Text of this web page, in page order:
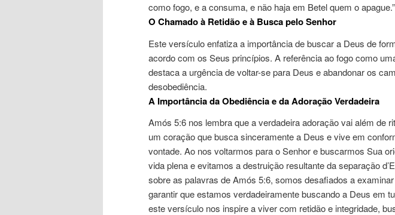
como fogo, e a consuma, e não haja em Betel quem o apague.”
O Chamado à Retidão e à Busca pelo Senhor
Este versículo enfatiza a importância de buscar a Deus de
acordo com os Seus princípios. A referência ao fogo como
destaca a urgência de voltar-se para Deus e abandonar os
desobediência.
A Importância da Obediência e da Adoração Verdadeira
Amós 5:6 nos lembra que a verdadeira adoração vai além de
um coração que busca sinceramente a Deus e vive em
vontade. Ao nos voltarmos para o Senhor e buscarmos Sua
vida plena e evitamos a destruição resultante da separação
sobre as palavras de Amós 5:6, somos desafiados a
garantir que estamos verdadeiramente buscando a Deus em
este versículo nos inspire a viver com retidão e integridade,